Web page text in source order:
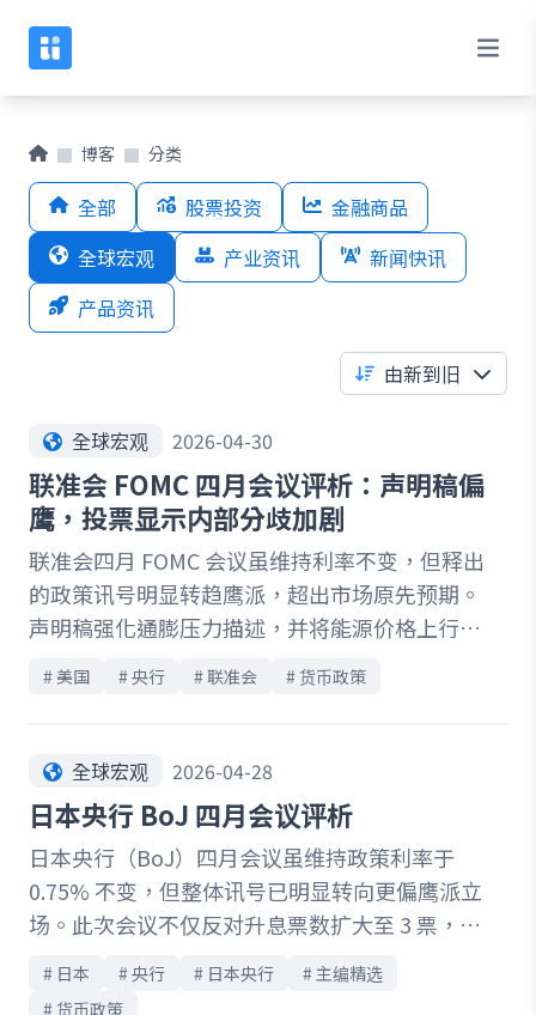
博客 分类
全部 股票投资
金融商品
全球宏观
产业资讯
新闻快讯
产品资讯
由新到旧
全球宏观 2026-04-30
联准会 FOMC 四月会议评析：声明稿偏
鹰，投票显示内部分歧加剧
联准会四月 FOMC 会议虽维持利率不变，但释出
的政策讯号明显转趋鹰派，超出市场原先预期。
声明稿强化通膨压力描述，并将能源价格上行与
黏着性的警戒正在升温。同时，投票结果出现 8
来政策路径的意见分裂加剧。在此背景下，市场
长，风险资产亦承压波动。整体而言，本次会议
传递出关键讯号：在通膨与外部不确定性尚未明
朗前，联准会短期内不急于转向宽松，政策走向
将更依赖后续数据与地缘局势发展。
# 美国 # 央行 # 联准会 # 货币政策
全球宏观 2026-04-28
日本央行 BoJ 四月会议评析
日本央行（BoJ）四月会议虽维持政策利率于
0.75% 不变，但整体讯号已明显转向更偏鹰派立
场。此次会议不仅反对升息票数扩大至 3 票，更
着中东局势推升油价、春斗薪资增幅维持高档，
# 日本 # 央行 # 日本央行 # 主编精选
# 货币政策